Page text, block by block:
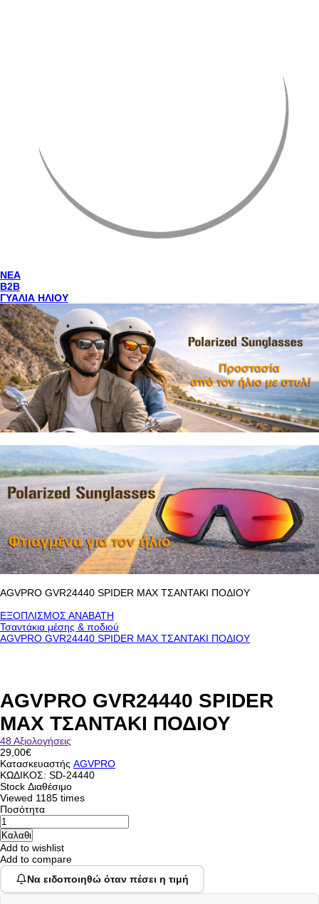
NEA
Β2Β
ΓΥΑΛΙΑ ΗΛΙΟΥ
AGVPRO GVR24440 SPIDER MAX ΤΣΑΝΤΑΚΙ ΠΟΔΙΟΥ
ΕΞΟΠΛΙΣΜΟΣ ΑΝΑΒΑΤΗ
Τσαντάκια μέσης & ποδιού
AGVPRO GVR24440 SPIDER MAX ΤΣΑΝΤΑΚΙ ΠΟΔΙΟΥ
AGVPRO GVR24440 SPIDER
MAX ΤΣΑΝΤΑΚΙ ΠΟΔΙΟΥ
48 Αξιολογήσεις
29,00€
Κατασκευαστής AGVPRO
ΚΩΔΙΚΟΣ: SD-24440
Stock Διαθέσιμο
Viewed 1185 times
Ποσότητα
Add to wishlist
Add to compare
Να ειδοποιηθώ όταν πέσει η τιμή